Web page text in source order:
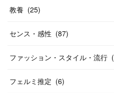
教養 (25)
センス・感性 (87)
ファッション・スタイル・流行 (
フェルミ推定 (6)